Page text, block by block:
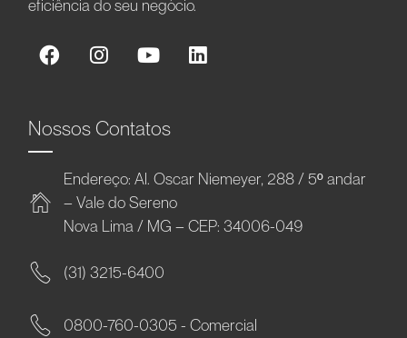
eficiência do seu negócio.
Nossos Contatos
Endereço: Al. Oscar Niemeyer, 288 / 5º andar
– Vale do Sereno
Nova Lima / MG – CEP: 34006-049
(31) 3215-6400
0800-760-0305 - Comercial